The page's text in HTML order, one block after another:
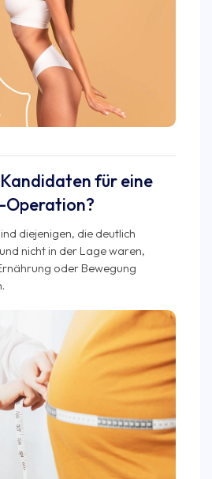
für eine
Operation?
diejenigen, die deutlich
nicht in der Lage waren,
oder Bewegung